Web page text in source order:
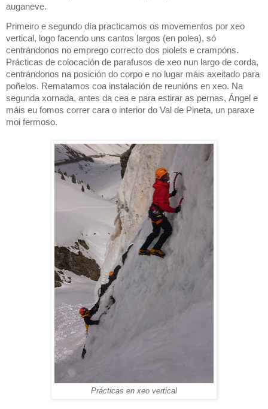
auganeve.
Primeiro e segundo día practicamos os movementos por xeo
vertical, logo facendo uns cantos largos (en polea), só
centrándonos no emprego correcto dos piolets e crampóns.
Prácticas de colocación de parafusos de xeo nun largo de corda,
centrándonos na posición do corpo e no lugar máis axeitado para
poñelos. Rematamos coa instalación de reunións en xeo. Na
segunda xornada, antes da cea e para estirar as pernas, Ángel e
máis eu fomos correr cara o interior do Val de Pineta, un paraxe
moi fermoso.
Prácticas en xeo vertical